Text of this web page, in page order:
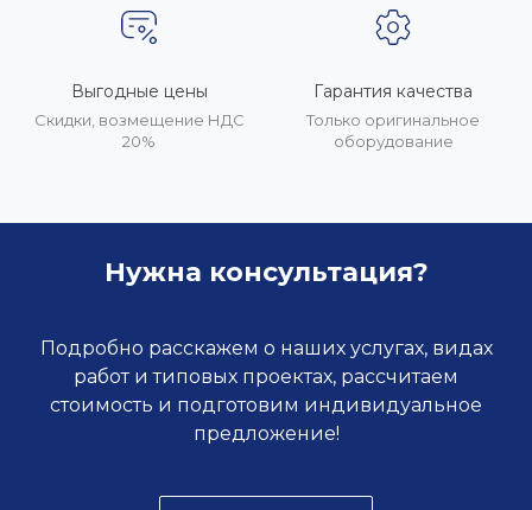
Выгодные цены
Скидки, возмещение НДС
20%
Гарантия качества
Только оригинальное
оборудование
Нужна консультация?
Подробно расскажем о наших услугах, видах
работ и типовых проектах, рассчитаем
стоимость и подготовим индивидуальное
предложение!